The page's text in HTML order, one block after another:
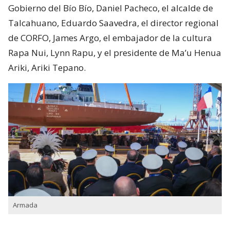
Gobierno del Bío Bío, Daniel Pacheco, el alcalde de
Talcahuano, Eduardo Saavedra, el director regional
de CORFO, James Argo, el embajador de la cultura
Rapa Nui, Lynn Rapu, y el presidente de Ma’u Henua
Ariki, Ariki Tepano.
Armada